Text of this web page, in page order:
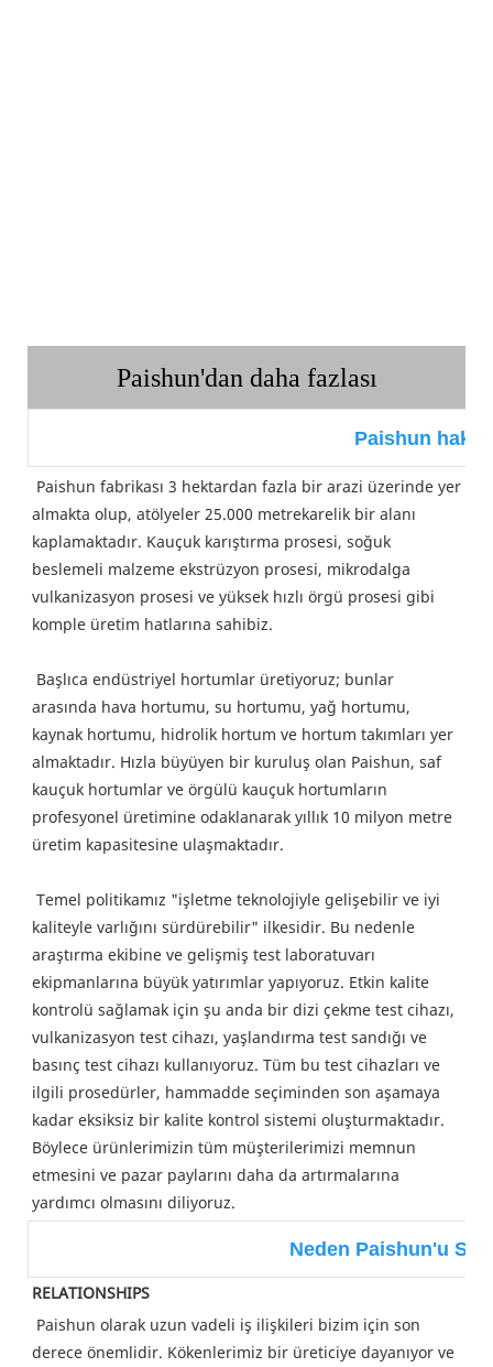
Paishun'dan daha fazlası
Paishun
Paishun fabrikası 3 hektardan fazla bir arazi üzerinde yer
almakta olup, atölyeler 25.000 metrekarelik bir alanı
kaplamaktadır. Kauçuk karıştırma prosesi, soğuk
beslemeli malzeme ekstrüzyon prosesi, mikrodalga
vulkanizasyon prosesi ve yüksek hızlı örgü prosesi gibi
komple üretim hatlarına sahibiz.
arasında hava hortumu, su hortumu, yağ hortumu,
kaynak hortumu, hidrolik hortum ve hortum takımları yer
almaktadır. Hızla büyüyen bir kuruluş olan Paishun, saf
kauçuk hortumlar ve örgülü kauçuk hortumların
profesyonel üretimine odaklanarak yıllık 10 milyon metre
üretim kapasitesine ulaşmaktadır.
kaliteyle varlığını sürdürebilir" ilkesidir. Bu nedenle
araştırma ekibine ve gelişmiş test laboratuvarı
ekipmanlarına büyük yatırımlar yapıyoruz. Etkin kalite
kontrolü sağlamak için şu anda bir dizi çekme test cihazı,
vulkanizasyon test cihazı, yaşlandırma test sandığı ve
basınç test cihazı kullanıyoruz. Tüm bu test cihazları ve
ilgili prosedürler, hammadde seçiminden son aşamaya
kadar eksiksiz bir kalite kontrol sistemi oluşturmaktadır.
Böylece ürünlerimizin tüm müşterilerimizi memnun
etmesini ve pazar paylarını daha da artırmalarına
yardımcı olmasını diliyoruz.
Neden Paishun'u
RELATIONSHIPS
Paishun olarak uzun vadeli iş ilişkileri bizim için son
derece önemlidir. Kökenlerimiz bir üreticiye dayanıyor ve